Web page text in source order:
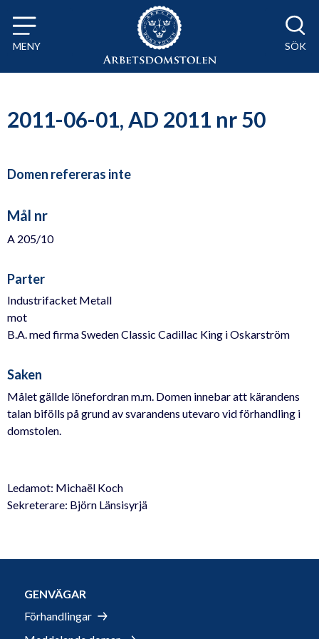
Till innehåll på sidan x
MENY SÖK
2011-06-01, AD 2011 nr 50
Domen refereras inte
Mål nr
A 205/10
Parter
Industrifacket Metall
mot
B.A. med firma Sweden Classic Cadillac King i Oskarström
Saken
Målet gällde lönefordran m.m. Domen innebar att kärandens
talan bifölls på grund av svarandens utevaro vid förhandling i
domstolen.
Ledamot: Michaël Koch
Sekreterare: Björn Länsisyrjä
GENVÄGAR
Förhandlingar